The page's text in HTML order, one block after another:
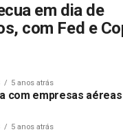
em dia de
com Fed e
5 anos atrás
com empresas
5 anos atrás